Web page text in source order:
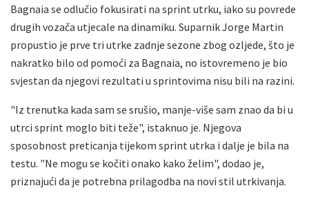
Bagnaia se odlučio fokusirati na sprint utrku, iako su povrede
drugih vozača utjecale na dinamiku. Suparnik Jorge Martin
propustio je prve tri utrke zadnje sezone zbog ozljede, što je
nakratko bilo od pomoći za Bagnaia, no istovremeno je bio
svjestan da njegovi rezultati u sprintovima nisu bili na razini.
"Iz trenutka kada sam se srušio, manje-više sam znao da bi u
utrci sprint moglo biti teže", istaknuo je. Njegova
sposobnost preticanja tijekom sprint utrka i dalje je bila na
testu. "Ne mogu se kočiti onako kako želim", dodao je,
priznajući da je potrebna prilagodba na novi stil utrkivanja.